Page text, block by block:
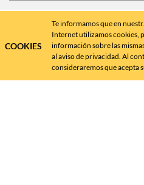
COOKIES
Te informamos que en
Internet utilizamos cookies,
información sobre las
al aviso de privacidad. Al
consideraremos que acepta
CallCenter